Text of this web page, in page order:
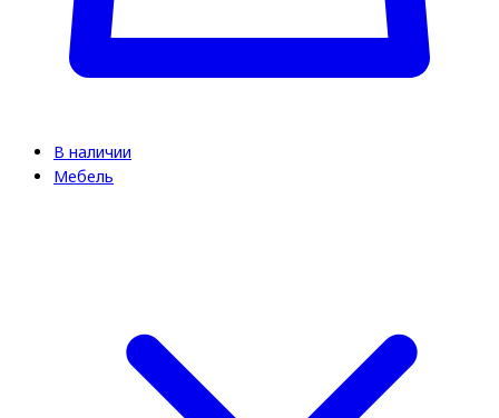
В наличии
Мебель